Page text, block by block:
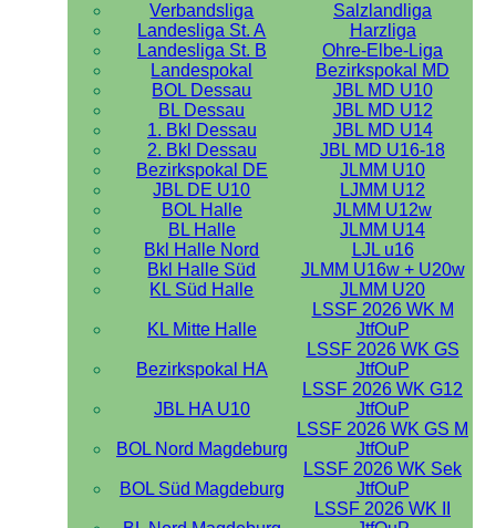
Verbandsliga
Salzlandliga
Landesliga St. A
Harzliga
Landesliga St. B
Ohre-Elbe-Liga
Landespokal
Bezirkspokal MD
BOL Dessau
JBL MD U10
BL Dessau
JBL MD U12
1. Bkl Dessau
JBL MD U14
2. Bkl Dessau
JBL MD U16-18
Bezirkspokal DE
JLMM U10
JBL DE U10
LJMM U12
BOL Halle
JLMM U12w
BL Halle
JLMM U14
Bkl Halle Nord
LJL u16
Bkl Halle Süd
JLMM U16w + U20w
KL Süd Halle
JLMM U20
KL Mitte Halle
LSSF 2026 WK M
JtfOuP
Bezirkspokal HA
LSSF 2026 WK GS
JtfOuP
JBL HA U10
LSSF 2026 WK G12
JtfOuP
BOL Nord Magdeburg
LSSF 2026 WK GS M
JtfOuP
BOL Süd Magdeburg
LSSF 2026 WK Sek
JtfOuP
LSSF 2026 WK II